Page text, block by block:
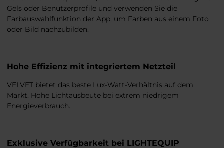
Gels oder Benutzerprofile und verwenden Sie die
Farbauswahlfunktion der App, um Farben aus einem Foto
oder Bild nachzubilden.
Hohe Effizienz mit integriertem Netzteil
VELVET bietet das beste Lux-Watt-Verhältnis auf dem
Markt. Hohe Lichtausbeute bei extrem niedrigem
Energieverbrauch.
Exklusive Verfügbarkeit bei LIGHTEQUIP